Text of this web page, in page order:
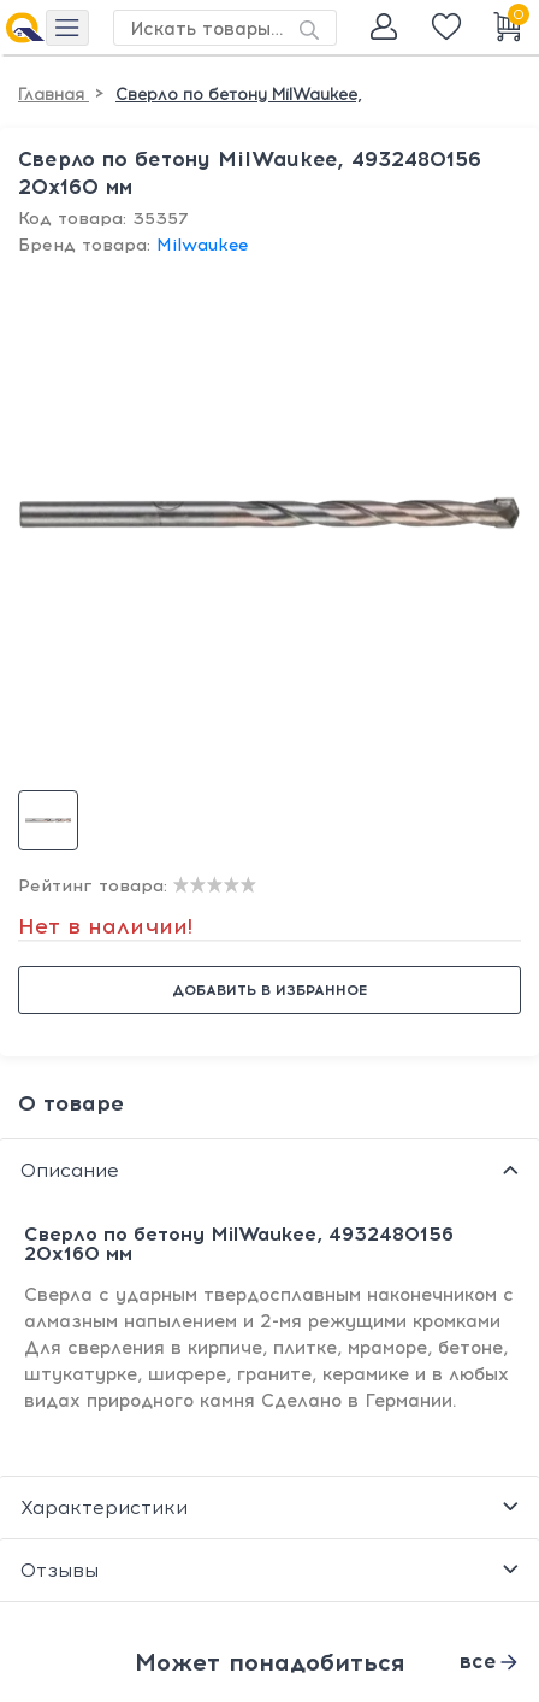
0
Главная > Сверло по бетону MilWaukee,
Сверло по бетону MilWaukee, 4932480156
20x160 мм
Код товара: 35357
Бренд товара: Milwaukee
Рейтинг товара:
Нет в наличии!
ДОБАВИТЬ В ИЗБРАННОЕ
О товаре
Описание
Сверло по бетону MilWaukee, 4932480156
20x160 мм
Сверла с ударным твердосплавным наконечником с
алмазным напылением и 2-мя режущими кромками
Для сверления в кирпиче, плитке, мраморе, бетоне,
штукатурке, шифере, граните, керамике и в любых
видах природного камня Сделано в Германии.
Характеристики
Отзывы
Может понадобиться все